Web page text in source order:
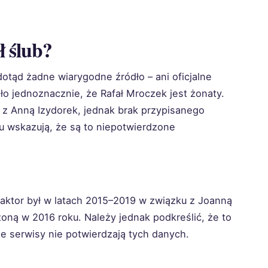
ślub?
żadne wiarygodne źródło – ani oficjalne
jednoznacznie, że Rafał Mroczek jest żonaty.
Anną Izydorek, jednak brak przypisanego
wskazują, że są to niepotwierdzone
był w latach 2015–2019 w związku z Joanną
w 2016 roku. Należy jednak podkreślić, że to
serwisy nie potwierdzają tych danych.